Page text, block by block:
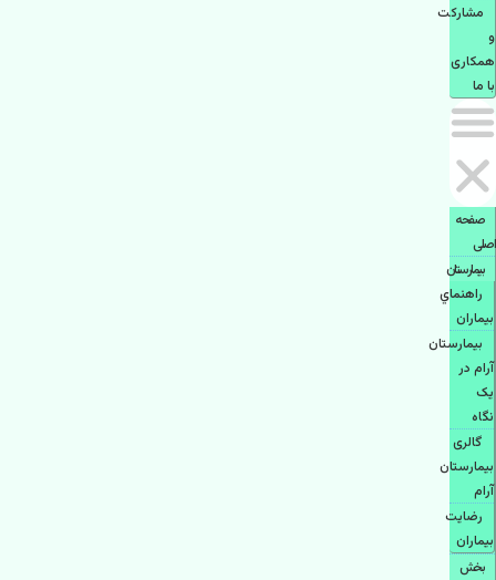
مشاركت
و
همكاری
با ما
صفحه
اصلی
بيمارستان
راهنماي
بیماران
بیمارستان
آرام در
یک
نگاه
گالری
بیمارستان
آرام
رضایت
بیماران
بخش